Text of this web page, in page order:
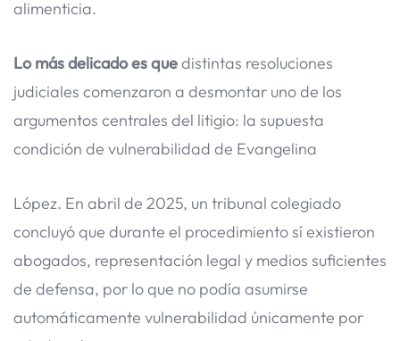
alimenticia.
Lo más delicado es quedistintas resoluciones
judiciales comenzaron a desmontar uno de los
argumentos centrales del litigio: la supuesta
condición de vulnerabilidad de Evangelina
López. En abril de 2025, un tribunal colegiado
concluyó que durante el procedimiento sí existieron
abogados, representación legal y medios suficientes
de defensa, por lo que no podía asumirse
automáticamente vulnerabilidad únicamente por